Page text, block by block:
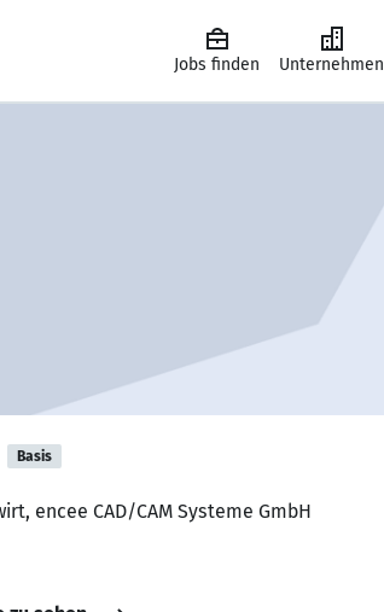
Jobs finden Unternehmen
Basis
encee CAD/CAM Systeme GmbH